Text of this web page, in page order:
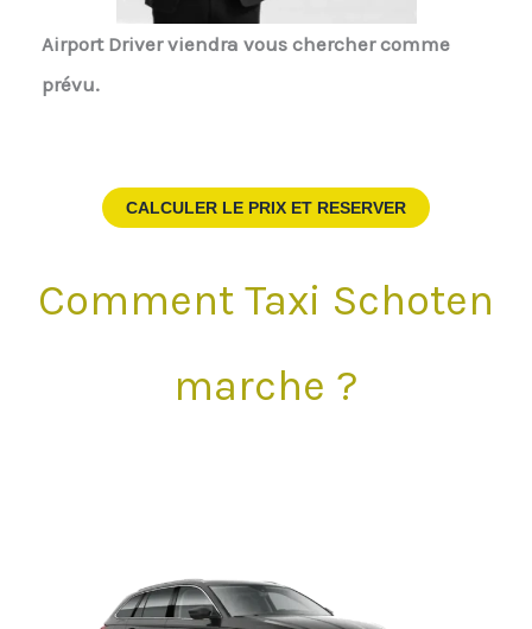
Airport Driverviendra vous chercher comme
prévu.
CALCULER LE PRIX ET RESERVER
Comment Taxi Schoten
marche ?